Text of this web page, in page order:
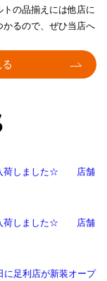
の品揃えには他店に
るので、ぜひ当店へ
入荷しました☆ 店舗
入荷しました☆ 店舗
足利店が新装オープ